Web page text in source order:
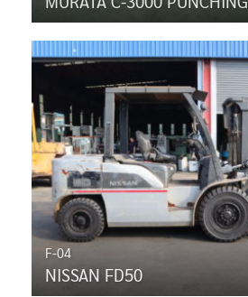
F-04
NISSAN FD50